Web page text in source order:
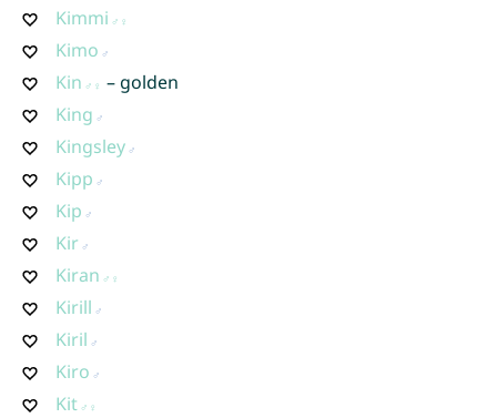
Kimmi
Kimo
Kin
– golden
King
Kingsley
Kipp
Kip
Kir
Kiran
Kirill
Kiril
Kiro
Kit